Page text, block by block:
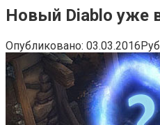
Новый Diablo уже
Опубликовано: 03.03.2016